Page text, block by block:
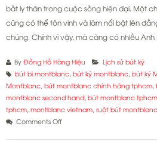
bất ly thân trong cuộc sống hiện đại. Một
cũng có thể tôn vinh và làm nổi bật lên
chúng. Chính vì vậy, mà càng có nhiều Anh
By Đồng Hồ Hàng Hiệu
Lịch sử bút ký
bút bi montblanc, bút ký montblanc, bút ký
Montblanc, bút montblanc chính hãng tphcm,
montblanc second hand, bút montblanc tphcm
tphcm, montblanc vietnam, ruột bút
Comments Offon